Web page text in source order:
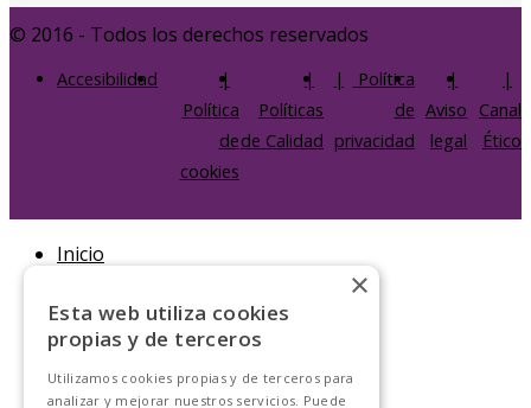
© 2016 - Todos los derechos reservados
Accesibilidad
Política
de
cookies
Políticas
de Calidad
Política
de
privacidad
Aviso
legal
Canal
Ético
Inicio
Plano general
Línea 1
Línea 2
Esta web utiliza cookies
propias y de terceros
Utilizamos cookies propias y de terceros para
analizar y mejorar nuestros servicios. Puede
×